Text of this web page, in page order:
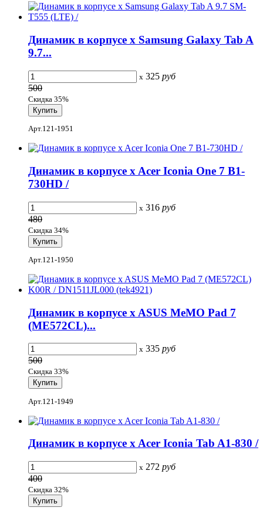
Динамик в корпусе x Samsung Galaxy Tab A
9.7...
x 325 руб
500
Скидка 35%
Арт.121-1951
Динамик в корпусе x Acer Iconia One 7 B1-
730HD /
x 316 руб
480
Скидка 34%
Арт.121-1950
Динамик в корпусе x ASUS MeMO Pad 7
(ME572CL)...
x 335 руб
500
Скидка 33%
Арт.121-1949
Динамик в корпусе x Acer Iconia Tab A1-830 /
x 272 руб
400
Скидка 32%